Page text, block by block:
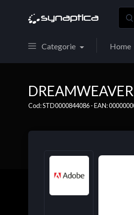
Categorie Home
Cod: STD0000844086 - EAN: